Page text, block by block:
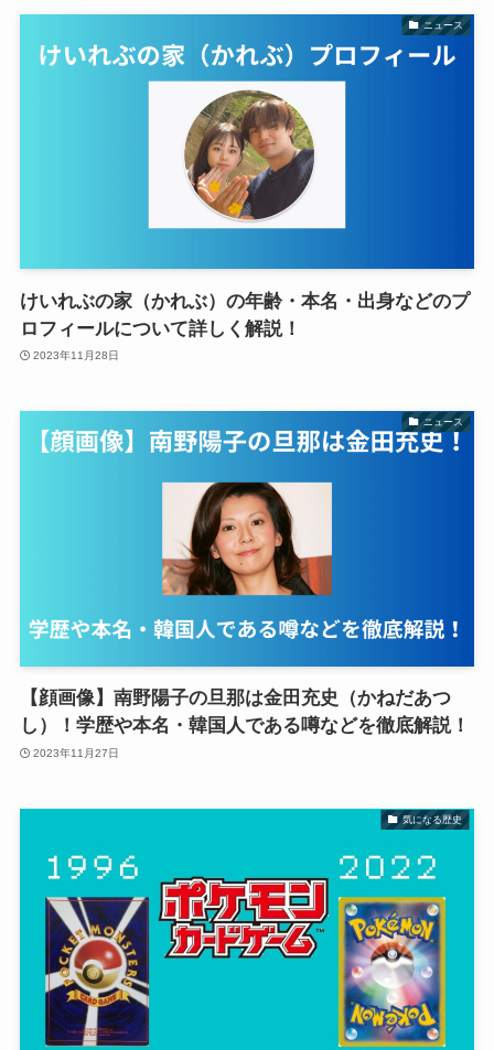
ニュース
けいれぶの家（かれぶ）の年齢・本名・出身などのプ
ロフィールについて詳しく解説！
2023年11月28日
ニュース
【顔画像】南野陽子の旦那は金田充史（かねだあつ
し）！学歴や本名・韓国人である噂などを徹底解説！
2023年11月27日
気になる歴史